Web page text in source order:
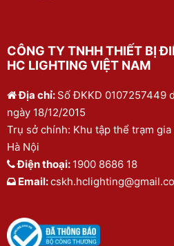
CÔNG TY TNHH THIẾT BỊ
HC LIGHTING VIỆT NAM
Địa chỉ: Số ĐKKD 0107257449
ngày 18/12/2015
Trụ sở chính: Khu tập thể trạm
Hà Nội
Điện thoại: 1900 8686 18
Email: